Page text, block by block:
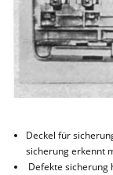
Deckel für
sicherung erkennt
Defekte sicherung